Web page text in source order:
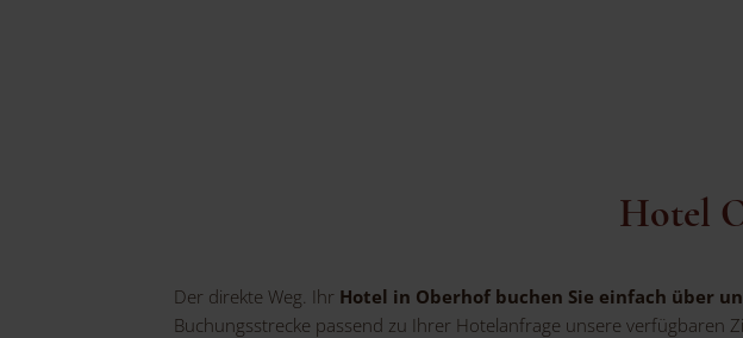
Hotel
Der direkte Weg. Ihr Hotel in Oberhof buchen Sie einfach über
Buchungsstrecke passend zu Ihrer Hotelanfrage unsere verfügbaren